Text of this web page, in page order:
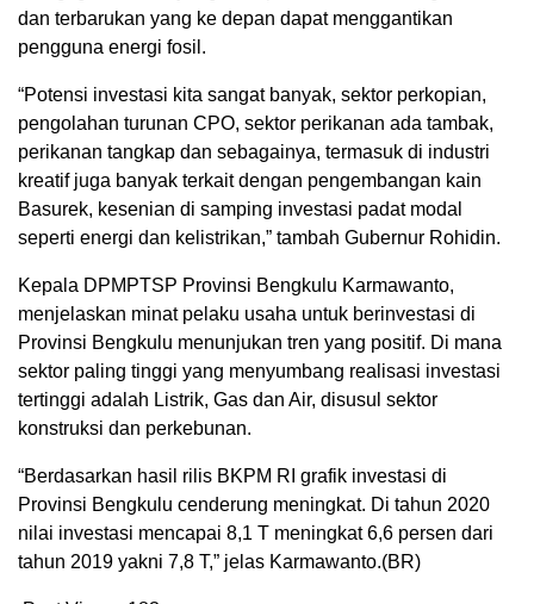
dan terbarukan yang ke depan dapat menggantikan
pengguna energi fosil.
“Potensi investasi kita sangat banyak, sektor perkopian,
pengolahan turunan CPO, sektor perikanan ada tambak,
perikanan tangkap dan sebagainya, termasuk di industri
kreatif juga banyak terkait dengan pengembangan kain
Basurek, kesenian di samping investasi padat modal
seperti energi dan kelistrikan,” tambah Gubernur Rohidin.
Kepala DPMPTSP Provinsi Bengkulu Karmawanto,
menjelaskan minat pelaku usaha untuk berinvestasi di
Provinsi Bengkulu menunjukan tren yang positif. Di mana
sektor paling tinggi yang menyumbang realisasi investasi
tertinggi adalah Listrik, Gas dan Air, disusul sektor
konstruksi dan perkebunan.
“Berdasarkan hasil rilis BKPM RI grafik investasi di
Provinsi Bengkulu cenderung meningkat. Di tahun 2020
nilai investasi mencapai 8,1 T meningkat 6,6 persen dari
tahun 2019 yakni 7,8 T,” jelas Karmawanto.(BR)